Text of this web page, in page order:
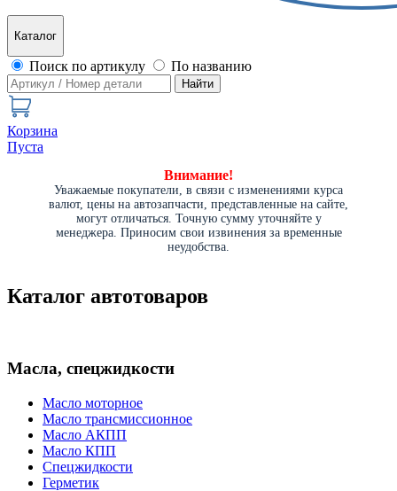
Каталог
Поиск по артикулу По названию
Найти
Корзина
Пуста
Внимание!
Уважаемые покупатели, в связи с изменениями курса
валют, цены на автозапчасти, представленные на сайте,
могут отличаться. Точную сумму уточняйте у
менеджера. Приносим свои извинения за временные
неудобства.
Каталог автотоваров
Масла, спецжидкости
Масло моторное
Масло трансмиссионное
Масло АКПП
Масло КПП
Спецжидкости
Герметик